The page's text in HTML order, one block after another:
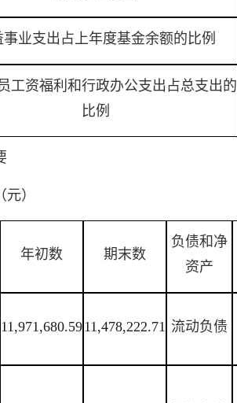
事业支出占上年度基金余额的比例
工资福利和行政办公支出占总支出的
比例
）
年初数 期末数
负债和净
资产
11,971,680.5911,478,222.71 流动负债